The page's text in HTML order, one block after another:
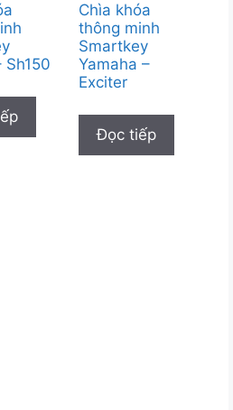
Sh150
Chìa khóa
thông minh
Smartkey
Yamaha –
Exciter
Đọc tiếp